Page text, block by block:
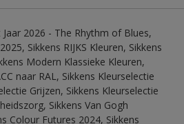
2026 - The Rhythm of Blues,
Sikkens RIJKS Kleuren, Sikkens
Modern Klassieke Kleuren,
naar RAL, Sikkens Kleurselectie
Grijzen, Sikkens Kleurselectie
Sikkens Van Gogh
Colour Futures 2024, Sikkens